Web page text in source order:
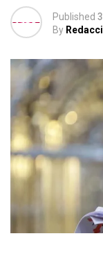
Published
By